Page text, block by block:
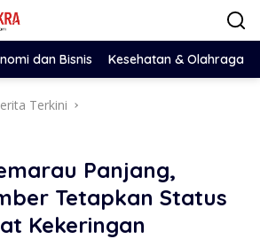
dan Bisnis Kesehatan & Olahraga
Terkini
Panjang,
Tetapkan Status
Kekeringan